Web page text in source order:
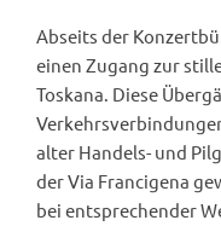
Abseits der
einen Zugang zur
Toskana. Diese
alter Handels- und
der Via Francigena
bei entsprechender